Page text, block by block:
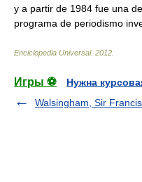
y a partir de 1984 fue una
programa de periodismo
Enciclopedia Universal. 2012
Игры ⚽
Нужна
Walsingham, Sir Francis